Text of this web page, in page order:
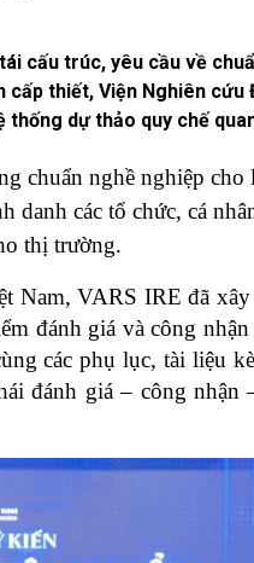
cấu trúc, yêu cầu về
thiết, Viện Nghiên
thống dự thảo quy chế
chuẩn nghề nghiệp
danh các tổ chức, cá
thị trường.
Nam, VARS IRE đã
đánh giá và công nhận
các phụ lục, tài liệu
đánh giá – công nhận